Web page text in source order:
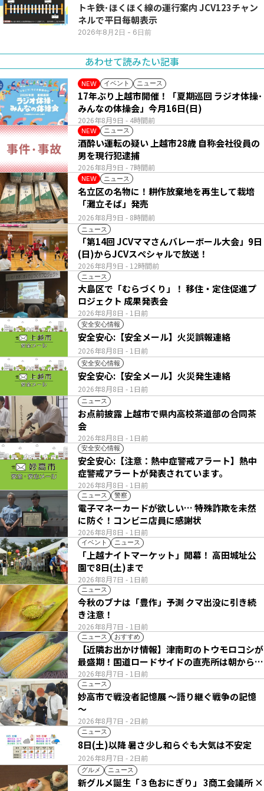
トキ鉄･ほくほく線の運行案内 JCV123チャン
ネルで平日毎朝表示
2026年8月2日 - 6日前
あわせて読みたい記事
NEW イベント ニュース
2026年8月9日 - 4時間前
17年ぶり上越市開催！「夏期巡回 ラジオ体操･
みんなの体操会」今月16日(日)
NEW ニュース
2026年8月9日 - 7時間前
酒酔い運転の疑い 上越市28歳 自称会社役員の
男を現行犯逮捕
NEW ニュース
2026年8月9日 - 8時間前
名立区の名物に！耕作放棄地を再生して栽培
「灘立そば」発売
ニュース
2026年8月9日 - 12時間前
「第14回 JCVママさんバレーボール大会」9日
(日)からJCVスペシャルで放送！
ニュース
2026年8月8日 - 1日前
大島区で「むらづくり」！ 移住・定住促進プ
ロジェクト 成果発表会
安全安心情報
2026年8月8日 - 1日前
安全安心:【安全メール】火災誤報連絡
安全安心情報
2026年8月8日 - 1日前
安全安心:【安全メール】火災発生連絡
ニュース
2026年8月8日 - 1日前
お点前披露 上越市で県内高校茶道部の合同茶
会
安全安心情報
2026年8月8日 - 1日前
安全安心:【注意：熱中症警戒アラート】熱中
症警戒アラートが発表されています。
ニュース 警察
2026年8月8日 - 1日前
電子マネーカードが欲しい… 特殊詐欺を未然
に防ぐ！コンビニ店員に感謝状
イベント ニュース
2026年8月7日 - 1日前
「上越ナイトマーケット」開幕！ 高田城址公
園で8日(土)まで
ニュース
2026年8月7日 - 1日前
今秋のブナは「豊作」予測 クマ出没に引き続
き注意！
ニュース おすすめ
2026年8月7日 - 1日前
【近隣お出かけ情報】津南町のトウモロコシが
最盛期！国道ロードサイドの直売所は朝から長
い列
ニュース
2026年8月7日 - 2日前
妙高市で戦没者記憶展 ～語り継ぐ戦争の記憶
～
ニュース
2026年8月7日 - 2日前
8日(土)以降 暑さ少し和らぐも大気は不安定
グルメ ニュース
新グルメ誕生「３色おにぎり」 3商工会議所 ×